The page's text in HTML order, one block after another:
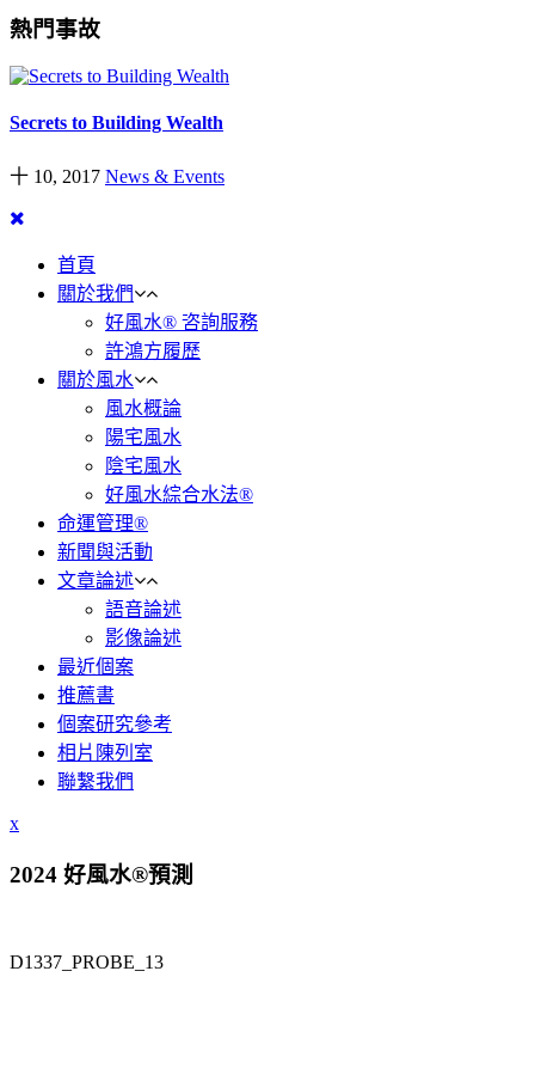
熱門事故
Secrets to Building Wealth
十 10, 2017 News & Events
首頁
關於我們
好風水® 咨詢服務
許鴻方履歷
關於風水
風水概論
陽宅風水
陰宅風水
好風水綜合水法®
命運管理®
新聞與活動
文章論述
語音論述
影像論述
最近個案
推薦書
個案研究參考
相片陳列室
聯繫我們
x
2024 好風水®預測